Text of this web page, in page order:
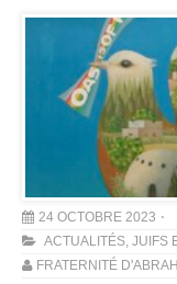
SHALOM
24 OCTOBRE 2023
ACTUALITÉS, JUIFS
FRATERNITÉ